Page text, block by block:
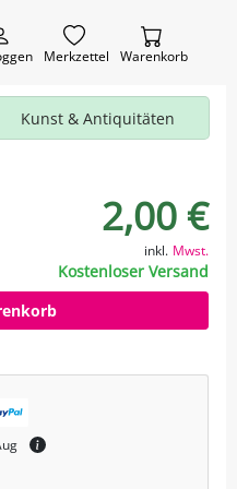
Merkzettel Warenkorb
Kunst & Antiquitäten
2,00 €
inkl. Mwst.
Kostenloser Versand